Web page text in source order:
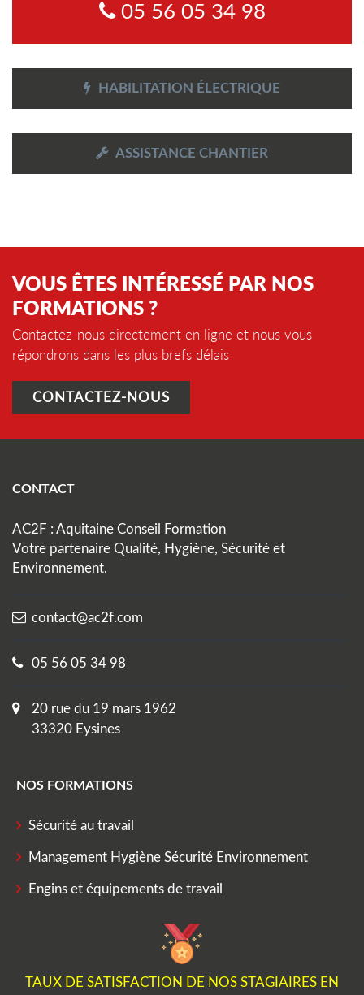
05 56 05 34 98
HABILITATION ÉLECTRIQUE
ASSISTANCE CHANTIER
VOUS ÊTES INTÉRESSÉ PAR NOS
FORMATIONS ?
Contactez-nous directement en ligne et nous vous
répondrons dans les plus brefs délais
CONTACTEZ-NOUS
CONTACT
AC2F : Aquitaine Conseil Formation
Votre partenaire Qualité, Hygiène, Sécurité et
Environnement.
contact@ac2f.com
05 56 05 34 98
20 rue du 19 mars 1962
33320 Eysines
NOS FORMATIONS
Sécurité au travail
Management Hygiène Sécurité Environnement
Engins et équipements de travail
TAUX DE SATISFACTION DE NOS STAGIAIRES EN